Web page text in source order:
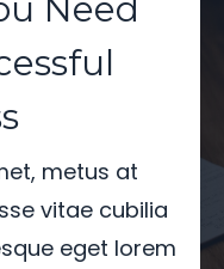
metus at
vitae cubilia
eget lorem